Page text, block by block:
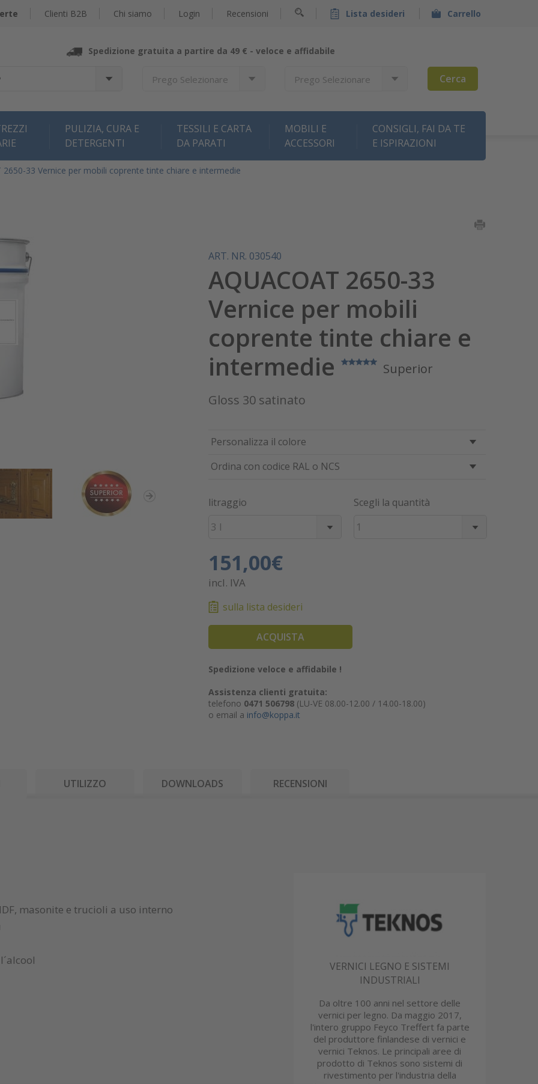
Clienti B2B Chi siamo Login Recensioni Lista desideri Carrello
Spedizione gratuita a partire da 49 € - veloce e affidabile
Prego Selezionare Prego Selezionare Cerca
PULIZIA, CURA E
DETERGENTI
TESSILI E CARTA
DA PARATI
MOBILI E
ACCESSORI
CONSIGLI, FAI DA TE
E ISPIRAZIONI
2650-33 Vernice per mobili coprente tinte chiare e intermedie
ART. NR. 030540
AQUACOAT 2650-33
Vernice per mobili
coprente tinte chiare e
intermedie
Superior
Gloss 30 satinato
Personalizza il colore
Ordina con codice RAL o NCS
litraggio
3 l
Scegli la quantità
1
151,00€
incl. IVA
sulla lista desideri
ACQUISTA
Spedizione veloce e affidabile !
Assistenza clienti gratuita:
telefono 0471 506798 (LU-VE 08.00-12.00 / 14.00-18.00)
o email a info@koppa.it
UTILIZZO DOWNLOADS RECENSIONI
masonite e trucioli a uso interno
VERNICI LEGNO E SISTEMI
INDUSTRIALI
Da oltre 100 anni nel settore delle
vernici per legno. Da maggio 2017,
l'intero gruppo Feyco Treffert fa parte
del produttore finlandese di vernici e
vernici Teknos. Le principali aree di
prodotto di Teknos sono sistemi di
rivestimento per l'industria della